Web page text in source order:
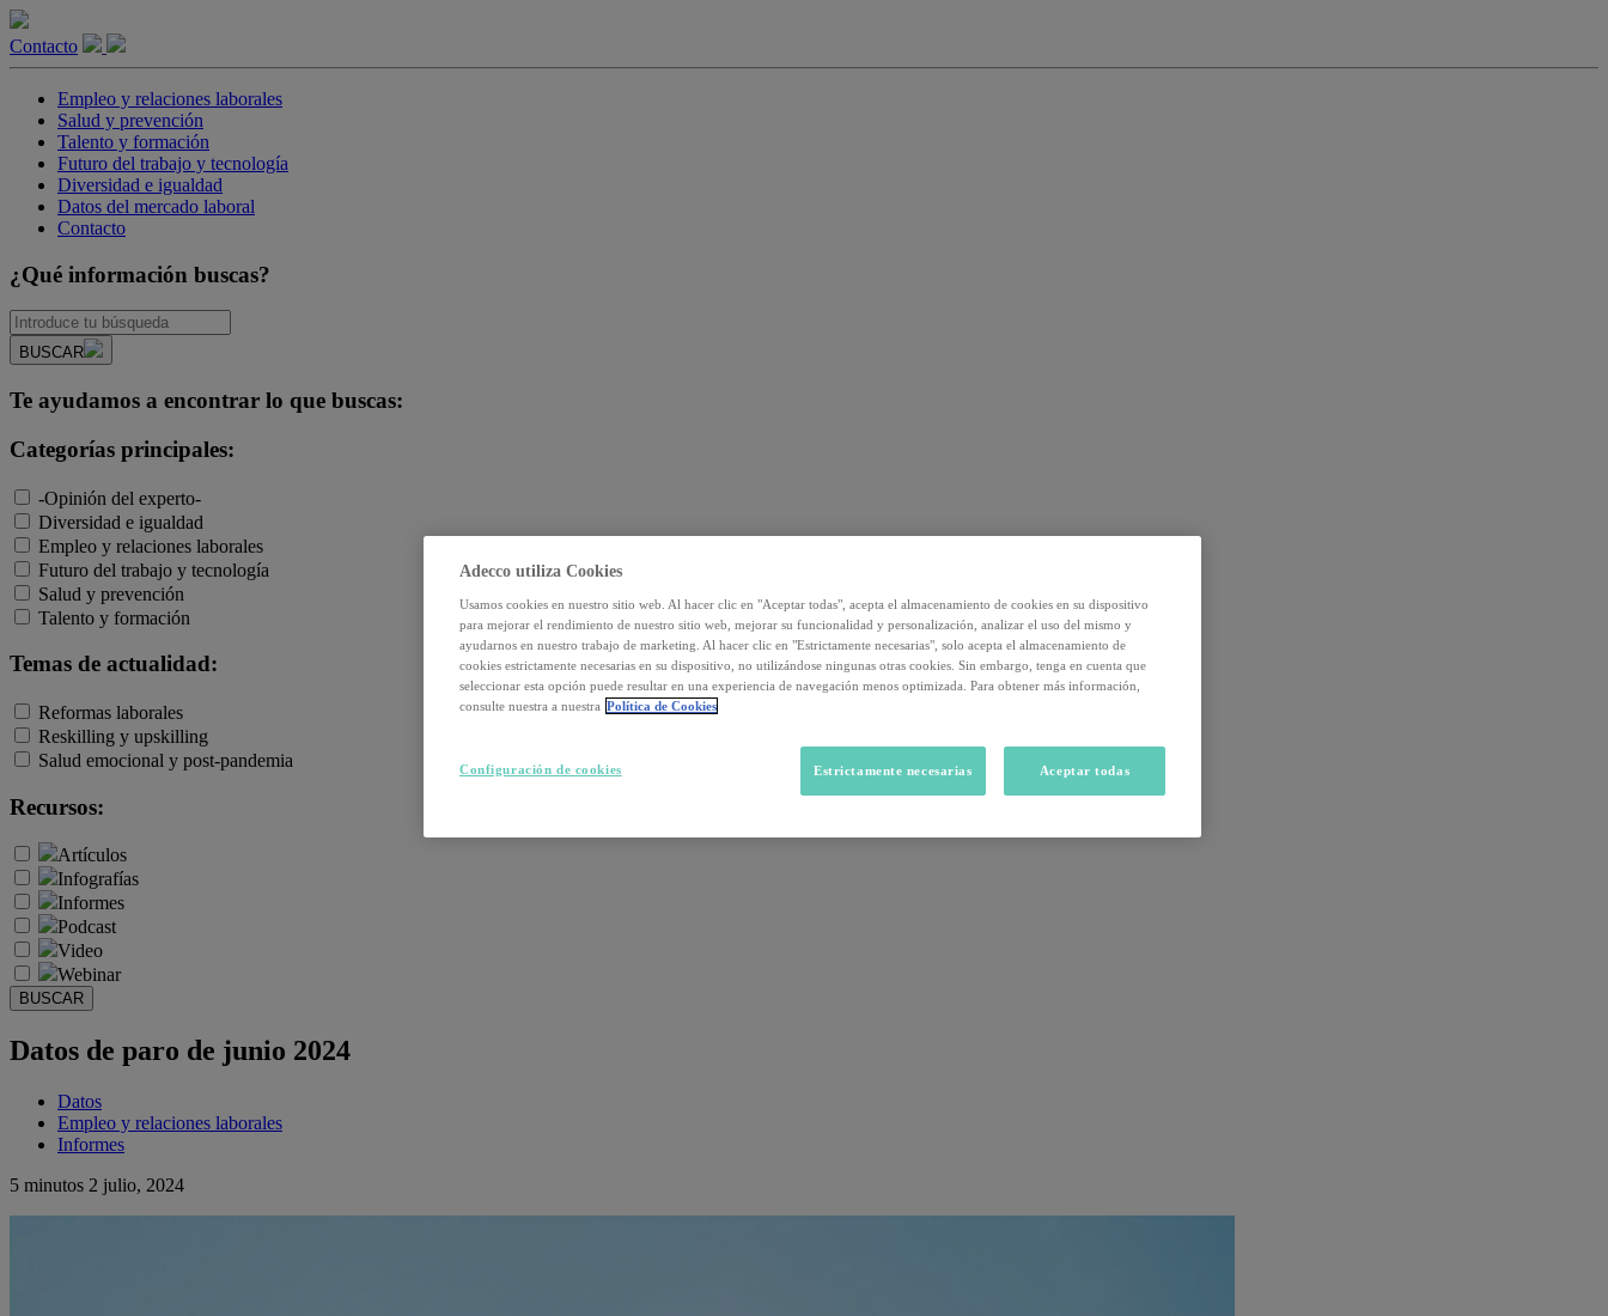
Contacto
Empleo y relaciones laborales
Salud y prevención
Talento y formación
Futuro del trabajo y tecnología
Diversidad e igualdad
Datos del mercado laboral
Contacto
¿Qué información buscas?
BUSCAR
Te ayudamos a encontrar lo que buscas:
Categorías principales:
-Opinión del experto-
Diversidad e igualdad
Empleo y relaciones laborales
Futuro del trabajo y tecnología
Salud y prevención
Talento y formación
Temas de actualidad:
Reformas laborales
Reskilling y upskilling
Salud emocional y post-pandemia
Recursos:
Artículos
Infografías
Informes
Podcast
Video
Webinar
BUSCAR
Datos de paro de junio 2024
Datos
Empleo y relaciones laborales
Informes
5 minutos 2 julio, 2024
Adecco utiliza Cookies
Usamos cookies en nuestro sitio web. Al hacer clic en "Aceptar todas", acepta el almacenamiento de cookies en su dispositivo
para mejorar el rendimiento de nuestro sitio web, mejorar su funcionalidad y personalización, analizar el uso del mismo y
ayudarnos en nuestro trabajo de marketing. Al hacer clic en "Estrictamente necesarias", solo acepta el almacenamiento de
cookies estrictamente necesarias en su dispositivo, no utilizándose ningunas otras cookies. Sin embargo, tenga en cuenta que
seleccionar esta opción puede resultar en una experiencia de navegación menos optimizada. Para obtener más información,
consulte nuestra a nuestra Política de Cookies
Estrictamente necesarias Aceptar todas
Configuración de cookies